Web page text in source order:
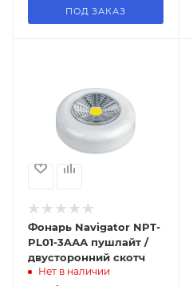
ПОД ЗАКАЗ
Фонарь Navigator NPT-
PL01-3AАА пушлайт /
двусторонний скотч
Нет в наличии